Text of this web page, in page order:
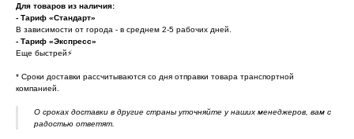
Для товаров из наличия:
- Тариф «Стандарт»
В зависимости от города - в среднем 2-5 рабочих дней.
- Тариф «Экспресс»
Еще быстрей⚡
* Cроки доставки рассчитываются со дня отправки товара транспортной
компанией.
О сроках доставки в другие страны уточняйте у наших менеджеров, вам с
радостью ответят.
конфиденциальности
support@outfit-item.ru
business@outfit-item.ru
Подарочный
сертификат 🎁